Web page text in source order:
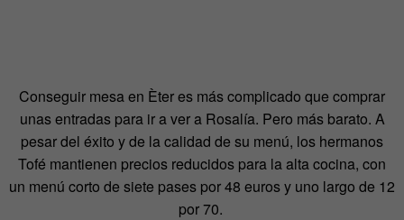
Conseguir mesa en Èter es más complicado que comprar
unas entradas para ir a ver a Rosalía. Pero más barato. A
pesar del éxito y de la calidad de su menú, los hermanos
Tofé mantienen precios reducidos para la alta cocina, con
un menú corto de siete pases por 48 euros y uno largo de 12
por 70.